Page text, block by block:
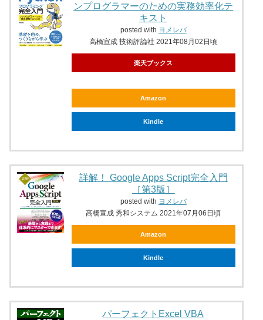
ンプログラマーのための実務効率化テ
キスト
posted with ヨメレバ
高橋宣成 技術評論社 2021年08月02日頃
楽天ブックス
Amazon
Kindle
詳解！ Google Apps Script完全入門
［第3版］
posted with ヨメレバ
高橋宣成 秀和システム 2021年07月06日頃
Amazon
Kindle
パーフェクトExcel VBA